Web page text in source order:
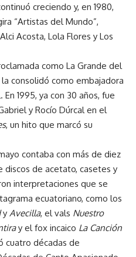
creciendo y, en 1980,
“Artistas del Mundo”,
Acosta, Lola Flores y Los
como La Grande del
consolidó como embajadora
1995, ya con 30 años, fue
y Rocío Dúrcal en el
, un hito que marcó su
contaba con más de diez
discos de acetato, casetes y
interpretaciones que se
ecuatoriano, como los
y Avecilla, el vals Nuestro
y el fox incaico La Canción
cuatro décadas de